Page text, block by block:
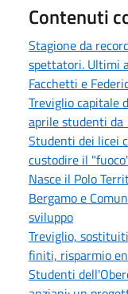
Contenuti
Stagione da
spettatori. Ultimi
Facchetti e
Treviglio capitale
aprile studenti da
Studenti dei licei
custodire il
Nasce il Polo
Bergamo e
sviluppo
Treviglio,
finiti, risparmio
Studenti